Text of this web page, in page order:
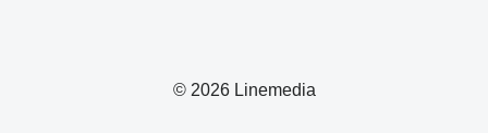
© 2026 Linemedia